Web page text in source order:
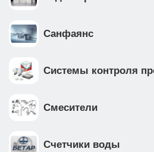
Санфаянс
Системы контроля
Смесители
Счетчики воды